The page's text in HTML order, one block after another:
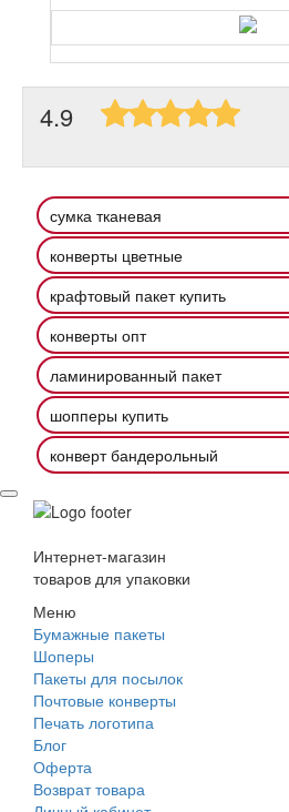
4.9
сумка тканевая
конверты цветные
крафтовый пакет купить
конверты опт
ламинированный пакет
шопперы купить
конверт бандерольный
Интернет-магазин
товаров для упаковки
Меню
Бумажные пакеты
Шоперы
Пакеты для посылок
Почтовые конверты
Печать логотипа
Блог
Оферта
Возврат товара